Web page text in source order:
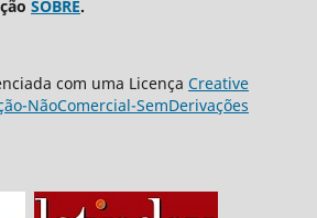
SOBRE.
com uma Licença Creative
NãoComercial-SemDerivações